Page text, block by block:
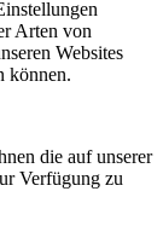
Arten von
Websites
können.
die auf unserer
Verfügung zu